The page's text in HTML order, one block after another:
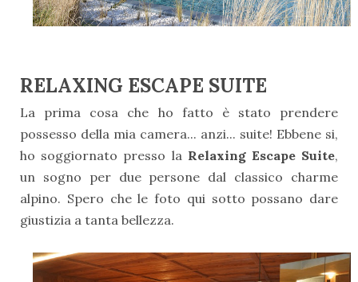
RELAXING ESCAPE SUITE
La prima cosa che ho fatto è stato prendere
possesso della mia camera... anzi... suite! Ebbene si,
ho soggiornato presso la Relaxing Escape Suite,
un sogno per due persone dal classico charme
alpino. Spero che le foto qui sotto possano dare
giustizia a tanta bellezza.